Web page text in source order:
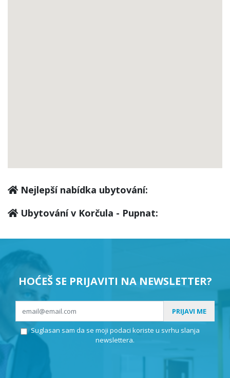
Nejlepší nabídka ubytování:
Ubytování v Korčula - Pupnat:
HOĆEŠ SE PRIJAVITI NA NEWSLETTER?
PRIJAVI ME
Suglasan sam da se moji podaci koriste u svrhu slanja
newslettera.